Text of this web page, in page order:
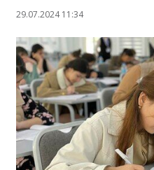
29.07.2024 11:34